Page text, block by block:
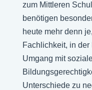
zum Mittleren
benötigen
heute mehr denn
Fachlichkeit, in
Umgang mit
Unterschiede zu